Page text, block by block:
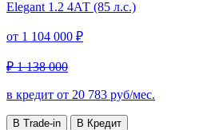
Elegant 1.2 4АТ (85 л.с.)
от 1 104 000 ₽
₽ 1 138 000
в кредит от 20 783 руб/мес.
В Trade-in
В Кредит